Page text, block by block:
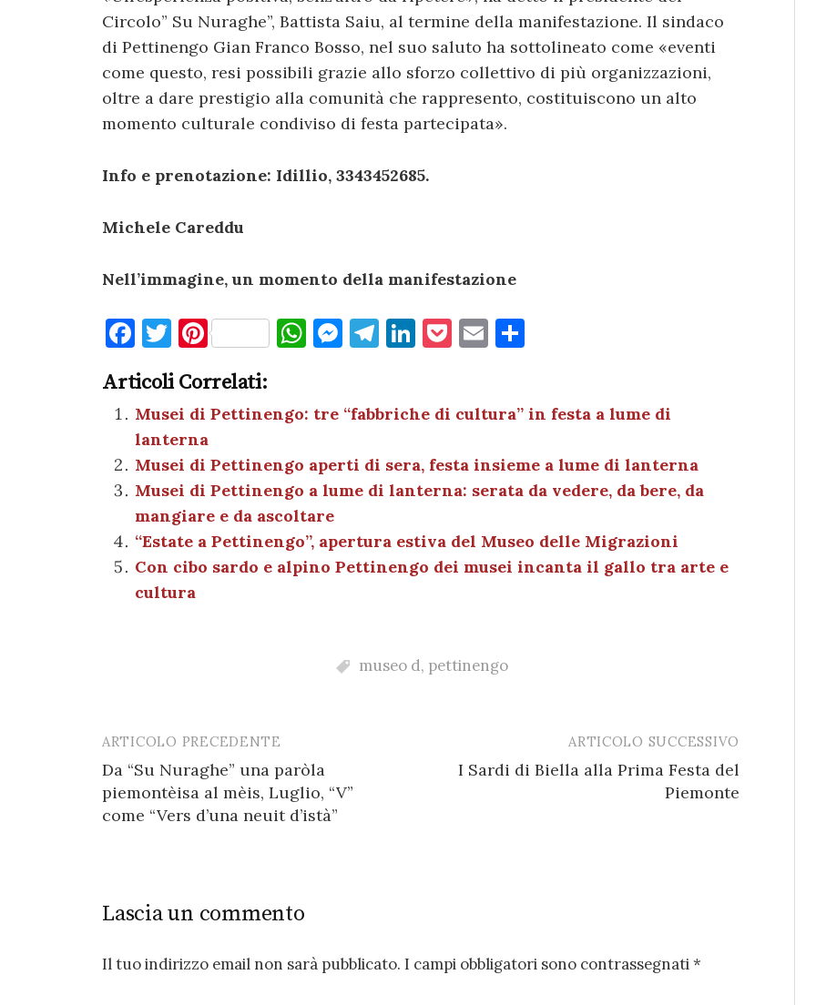
Circolo” Su Nuraghe”, Battista Saiu, al termine della manifestazione. Il sindaco
di Pettinengo Gian Franco Bosso, nel suo saluto ha sottolineato come «eventi
come questo, resi possibili grazie allo sforzo collettivo di più organizzazioni,
oltre a dare prestigio alla comunità che rappresento, costituiscono un alto
momento culturale condiviso di festa partecipata».
Info e prenotazione: Idillio, 3343452685.
Michele Careddu
Nell’immagine, un momento della manifestazione
F
c
e
b
o
o
k
T
it
te
r
Pi
er
es
t
W
s
p
p
M
n
g
er
T
gr
m
Li
e
dI
n
P
k
et
E
l di
di
Articoli Correlati:
Musei di Pettinengo: tre “fabbriche di cultura” in festa a lume di
lanterna
Musei di Pettinengo aperti di sera, festa insieme a lume di lanterna
Musei di Pettinengo a lume di lanterna: serata da vedere, da bere, da
mangiare e da ascoltare
“Estate a Pettinengo”, apertura estiva del Museo delle Migrazioni
Con cibo sardo e alpino Pettinengo dei musei incanta il gallo tra arte e
cultura
museo d, pettinengo
Post
navigation
ARTICOLO PRECEDENTE
Da “Su Nuraghe” una paròla
piemontèisa al mèis, Luglio, “V”
come “Vers d’una neuit d’istà”
ARTICOLO SUCCESSIVO
I Sardi di Biella alla Prima Festa del
Piemonte
Lascia un commento
Il tuo indirizzo email non sarà pubblicato. I campi obbligatori sono contrassegnati*